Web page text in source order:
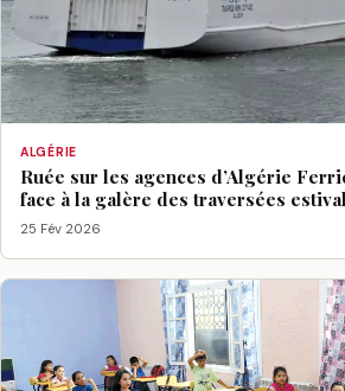
ALGÉRIE
Ruée sur les agences d’Algérie
face à la galère des traversées
25 Fév 2026